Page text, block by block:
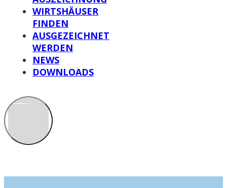
WIRTSHÄUSER
FINDEN
AUSGEZEICHNET
WERDEN
NEWS
DOWNLOADS